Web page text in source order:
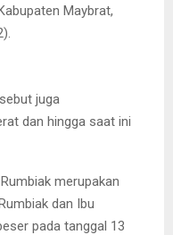
Maybrat,
juga
dan hingga saat ini
merupakan
dan Ibu
pada tanggal 13